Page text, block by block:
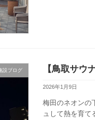
設ブログ 【鳥取サウ
2026年1月9日
梅田のネオンの
ュして熱を育